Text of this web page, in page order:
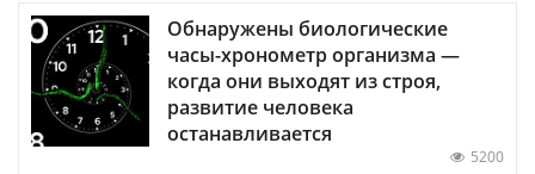
Обнаружены биологические
часы-хронометр организма —
когда они выходят из строя,
развитие человека
останавливается
5200